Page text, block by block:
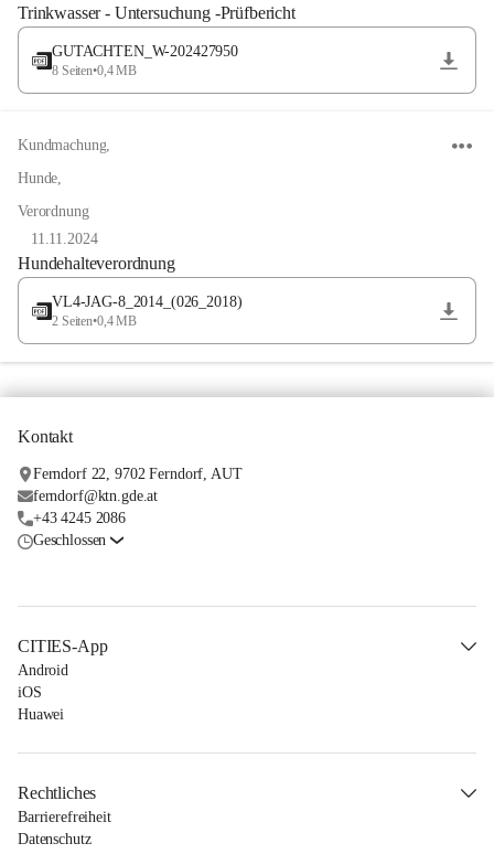
Trinkwasser - Untersuchung -Prüfbericht
GUTACHTEN_W-202427950
8 Seiten•0,4 MB
Kundmachung,
Hunde,
Verordnung
11.11.2024
Hundehalteverordnung
VL4-JAG-8_2014_(026_2018)
2 Seiten•0,4 MB
Kontakt
Ferndorf 22, 9702 Ferndorf, AUT
ferndorf@ktn.gde.at
+43 4245 2086
Geschlossen
CITIES-App
Android
iOS
Huawei
Rechtliches
Barrierefreiheit
Datenschutz